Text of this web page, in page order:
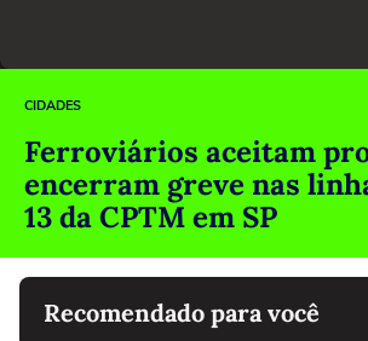
CIDADES
Ferroviários aceitam
encerram greve nas
13 da CPTM em SP
Recomendado para você